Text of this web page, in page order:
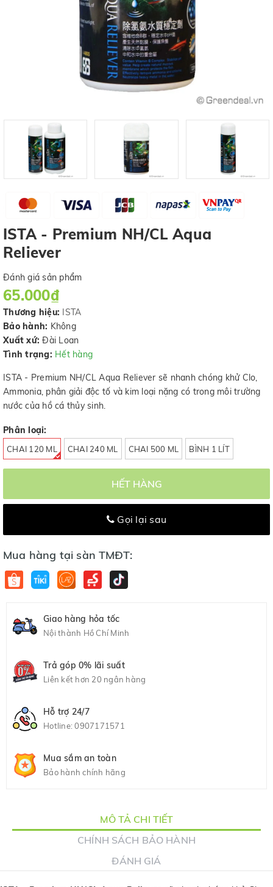
ISTA - Premium NH/CL Aqua
Reliever
Đánh giá sản phẩm
65.000₫
Thương hiệu: ISTA
Bảo hành: Không
Xuất xứ: Đài Loan
Tình trạng: Hết hàng
ISTA - Premium NH/CL Aqua Reliever sẽ nhanh chóng khử Clo,
Ammonia, phân giải độc tố và kim loại nặng có trong môi trường
nước của hồ cá thủy sinh.
Phân loại:
CHAI 120 ML CHAI 240 ML CHAI 500 ML BÌNH 1 LÍT
HẾT HÀNG
Gọi lại sau
Mua hàng tại sàn TMĐT:
Giao hàng hỏa tốc
Nội thành Hồ Chí Minh
Trả góp 0% lãi suất
Liên kết hơn 20 ngân hàng
Hỗ trợ 24/7
Hotline:0907171571
Mua sắm an toàn
Bảo hành chính hãng
MÔ TẢ CHI TIẾT
CHÍNH SÁCH BẢO HÀNH
ĐÁNH GIÁ